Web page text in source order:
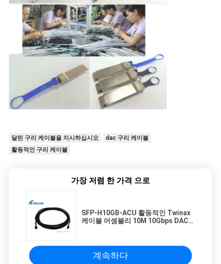
책
달린 구리 케이블을 지시하십시오
dac 구리 케이블
활동적인 구리 케이블
가장 저렴 한 가격 으로
SFP-H10GB-ACU 활동적인 Twinax
케이블 어셈블리 10M 10Gbps DAC
계속하다